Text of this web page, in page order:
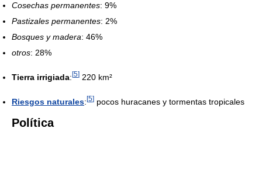
Cosechas permanentes: 9%
Pastizales permanentes: 2%
Bosques y madera: 46%
otros: 28%
Tierra irrigiada: [5] 220 km²
Riesgos naturales:[5] pocos huracanes y tormentas tropicales
Política